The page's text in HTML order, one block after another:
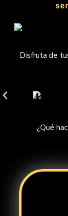
Disfruta de
¿Qué